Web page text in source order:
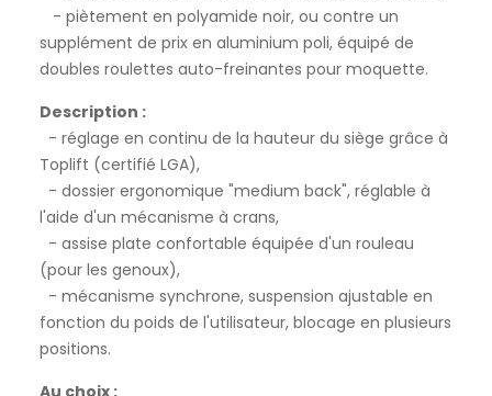
- piètement en polyamide noir, ou contre un
supplément de prix en aluminium poli, équipé de
doubles roulettes auto-freinantes pour moquette.
Description :
- réglage en continu de la hauteur du siège grâce à
Toplift (certifié LGA),
- dossier ergonomique "medium back", réglable à
l'aide d'un mécanisme à crans,
- assise plate confortable équipée d'un rouleau
(pour les genoux),
- mécanisme synchrone, suspension ajustable en
fonction du poids de l'utilisateur, blocage en plusieurs
positions.